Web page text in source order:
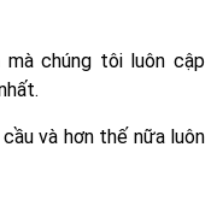
mà chúng tôi luôn cập
và hơn thế nữa luôn